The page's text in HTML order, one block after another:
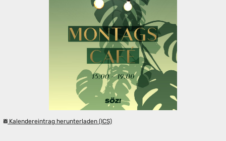
Kalendereintrag herunterladen (ICS)